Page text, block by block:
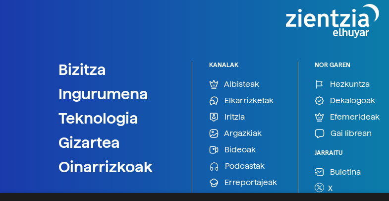
Bizitza
Ingurumena
Teknologia
Gizartea
Oinarrizkoak
KANALAK
Albisteak
Elkarrizketak
Iritzia
Argazkiak
Bideoak
Podcastak
Erreportajeak
NOR GAREN
Hezkuntza
Dekalogoak
Efemerideak
Gai librean
JARRAITU
Buletina
X